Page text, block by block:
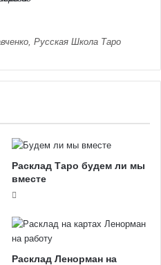
Русская Школа Таро
Расклад Таро будем ли мы
вместе
Расклад Ленорман на